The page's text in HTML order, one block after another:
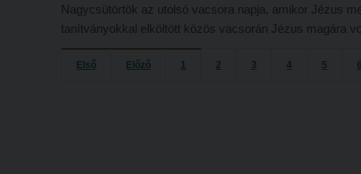
Nagycsütörtök az utolsó vacsora napja, amikor Jézus
tanítványokkal elköltött közös vacsorán Jézus magára
Első Előző 1 2 3 4 5 6